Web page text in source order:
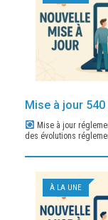
Mise à jour
Mise à jour
des évolutions
À LA UNE